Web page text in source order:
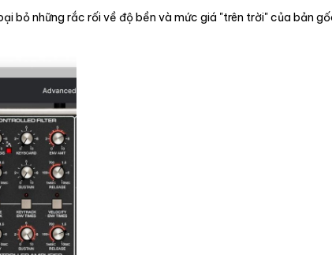
bỏ những rắc rối về độ bền và mức giá "trên trời" của bản